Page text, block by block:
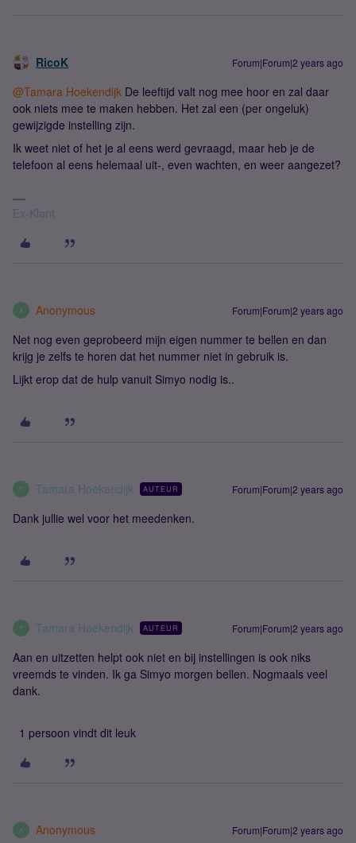
RicoK Forum|Forum|2 years ago
@Tamara Hoekendijk De leeftijd valt nog mee hoor en zal daar
ook niets mee te maken hebben. Het zal een (per ongeluk)
gewijzigde instelling zijn.
Ik weet niet of het je al eens werd gevraagd, maar heb je de
telefoon al eens helemaal uit-, even wachten, en weer aangezet?
Ex-Klant
A Anonymous Forum|Forum|2 years ago
Net nog even geprobeerd mijn eigen nummer te bellen en dan
krijg je zelfs te horen dat het nummer niet in gebruik is.
Lijkt erop dat de hulp vanuit Simyo nodig is..
T Tamara Hoekendijk AUTEUR Forum|Forum|2 years ago
Dank jullie wel voor het meedenken.
T Tamara Hoekendijk AUTEUR Forum|Forum|2 years ago
Aan en uitzetten helpt ook niet en bij instellingen is ook niks
vreemds te vinden. Ik ga Simyo morgen bellen. Nogmaals veel
dank.
1 persoon vindt dit leuk
A Anonymous Forum|Forum|2 years ago